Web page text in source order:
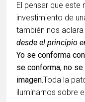
El pensar que este
investimiento de
también nos
desde el principio
Yo se conforma
se conforma, no
imagen.Toda la
iluminarnos sobre